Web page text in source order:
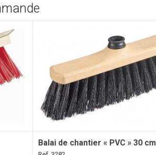
Balai de chantier « PVC » 30 cm